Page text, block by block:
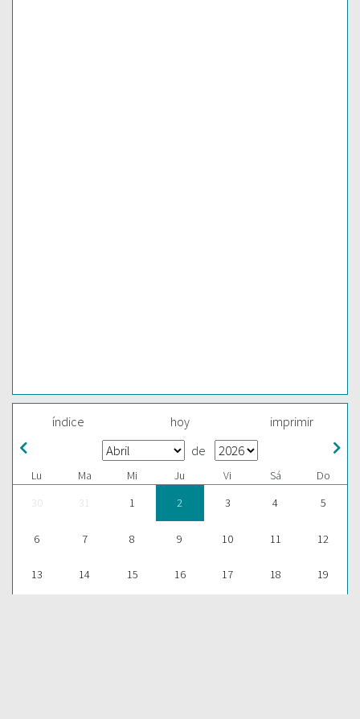
índice hoy imprimir
de
Lu Ma Mi Ju Vi Sá
Do
30
31 1 2 3 4 5
6 7 8 9 10 11 12
13 14 15 16 17 18 19